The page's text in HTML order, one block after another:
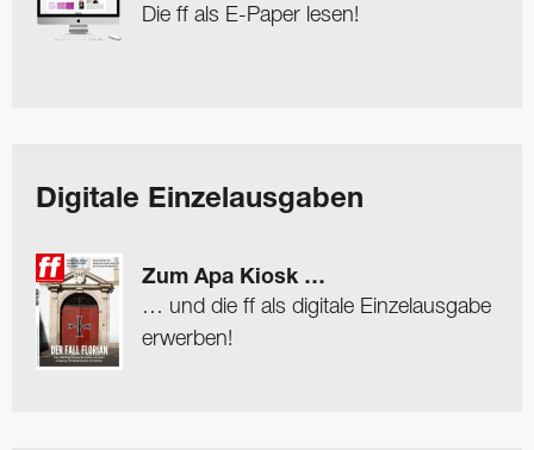
Die ff als E-Paper lesen!
Digitale Einzelausgaben
Zum Apa Kiosk …
… und die ff als digitale Einzelausgabe
erwerben!